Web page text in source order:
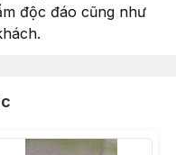
độc đáo cũng như